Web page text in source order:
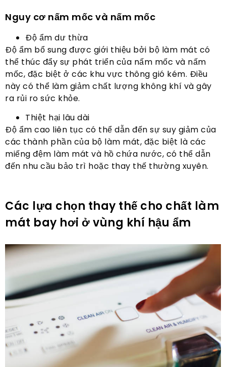
Nguy cơ nấm mốc và nấm mốc
Độ ẩm dư thừa
Độ ẩm bổ sung được giới thiệu bởi bộ làm mát có
thể thúc đẩy sự phát triển của nấm mốc và nấm
mốc, đặc biệt ở các khu vực thông gió kém. Điều
này có thể làm giảm chất lượng không khí và gây
ra rủi ro sức khỏe.
Thiệt hại lâu dài
Độ ẩm cao liên tục có thể dẫn đến sự suy giảm của
các thành phần của bộ làm mát, đặc biệt là các
miếng đệm làm mát và hồ chứa nước, có thể dẫn
đến nhu cầu bảo trì hoặc thay thế thường xuyên.
Các lựa chọn thay thế cho chất làm
mát bay hơi ở vùng khí hậu ẩm